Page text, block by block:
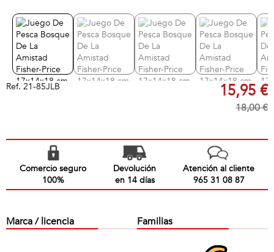
Ref. 21-85JLB 15,95 €
18,00 €
Comercio seguro
100%
Devolución
en 14 días
Atención al cliente
965 31 08 87
Marca / licencia Familias